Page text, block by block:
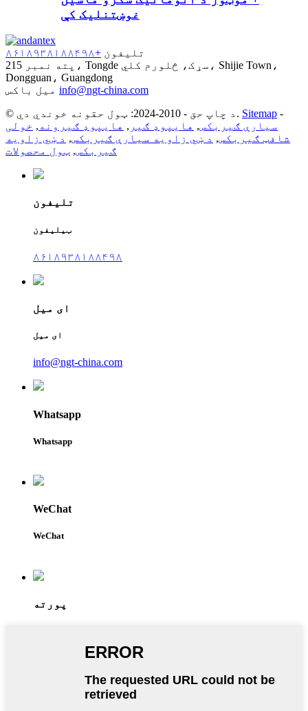
غوښتنلیک کې
تلیفون +۸۶۱۸۹۳۸۱۸۸۴۹۸
پته
نمبر 215، Tongde سړک، څلورم کلي، Shijie Town،
Dongguan، Guangdong
میل باکس info@ngt-china.com
© د چاپ حق - 2010-2024: ټول حقونه خوندي دي. Sitemap -
سیارې ګیربکس, هایپوډ ګیر , هایپوډ ګیرونه , خولی
شافټ ګیربکس, د ښي زاویه سیارې ګیربکس, د ښي زاویه
ګیربکس, ټول محصولات
تلیفون
ټیلیفون
۸۶۱۸۹۳۸۱۸۸۴۹۸
ای میل
ای میل
info@ngt-china.com
Whatsapp
Whatsapp
WeChat
WeChat
پورته